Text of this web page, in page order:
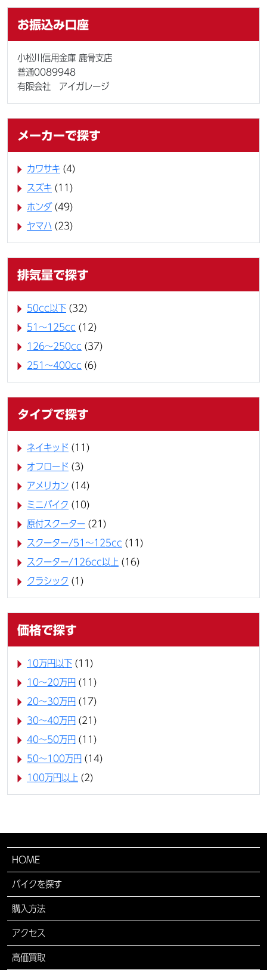
お振込み口座
小松川信用金庫 鹿骨支店
普通0089948
有限会社 アイガレージ
メーカーで探す
カワサキ (4)
スズキ (11)
ホンダ (49)
ヤマハ (23)
排気量で探す
50cc以下 (32)
51～125cc (12)
126～250cc (37)
251～400cc (6)
タイプで探す
ネイキッド (11)
オフロード (3)
アメリカン (14)
ミニバイク (10)
原付スクーター (21)
スクーター/51～125cc (11)
スクーター/126cc以上 (16)
クラシック (1)
価格で探す
10万円以下 (11)
10〜20万円 (11)
20〜30万円 (17)
30〜40万円 (21)
40〜50万円 (11)
50〜100万円 (14)
100万円以上 (2)
HOME
バイクを探す
購入方法
アクセス
高価買取